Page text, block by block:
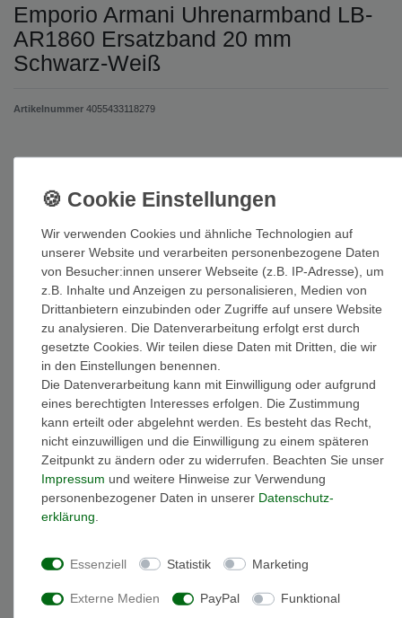
Emporio Armani Uhrenarmband LB-
AR1860 Ersatzband 20 mm
Schwarz-Weiß
Artikelnummer 4055433118279
Auf Lager: Auslieferung innerhalb von 1-3 Tagen nach
In den Warenkorb
Wunschliste
* inkl. ges. MwSt. zzgl.Versandkosten
Wir verwenden Cookies und ähnliche Technologien auf
unserer Website und verarbeiten personenbezogene Daten
von Besucher:innen unserer Webseite (z.B. IP-Adresse), um
z.B. Inhalte und Anzeigen zu personalisieren, Medien von
Drittanbietern einzubinden oder Zugriffe auf unsere Website
zu analysieren. Die Datenverarbeitung erfolgt erst durch
gesetzte Cookies. Wir teilen diese Daten mit Dritten, die wir
in den Einstellungen benennen.
Die Datenverarbeitung kann mit Einwilligung oder aufgrund
eines berechtigten Interesses erfolgen. Die Zustimmung
kann erteilt oder abgelehnt werden. Es besteht das Recht,
nicht einzuwilligen und die Einwilligung zu einem späteren
Zeitpunkt zu ändern oder zu widerrufen. Beachten Sie unser
Impressum und weitere Hinweise zur Verwendung
personenbezogener Daten in unserer Daten­schutz­
erklärung
Essenziell Statistik Marketing
Externe Medien PayPal Funktional